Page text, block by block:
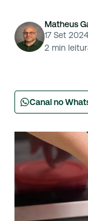
Matheus
17 Set
2 min
Canal no